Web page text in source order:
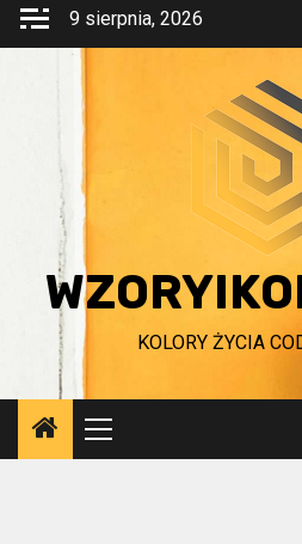
Przejdź
9 sierpnia, 2026
KOLORY ŻYCIA
Menu
główne